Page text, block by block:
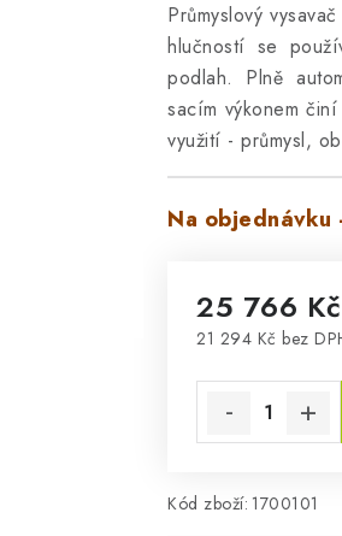
Průmyslový
hlučností se
podlah. Plně
sacím výkonem
využití - průmysl,
Na
25 766 Kč
21 294 Kč bez
Kód zboží: 1700101